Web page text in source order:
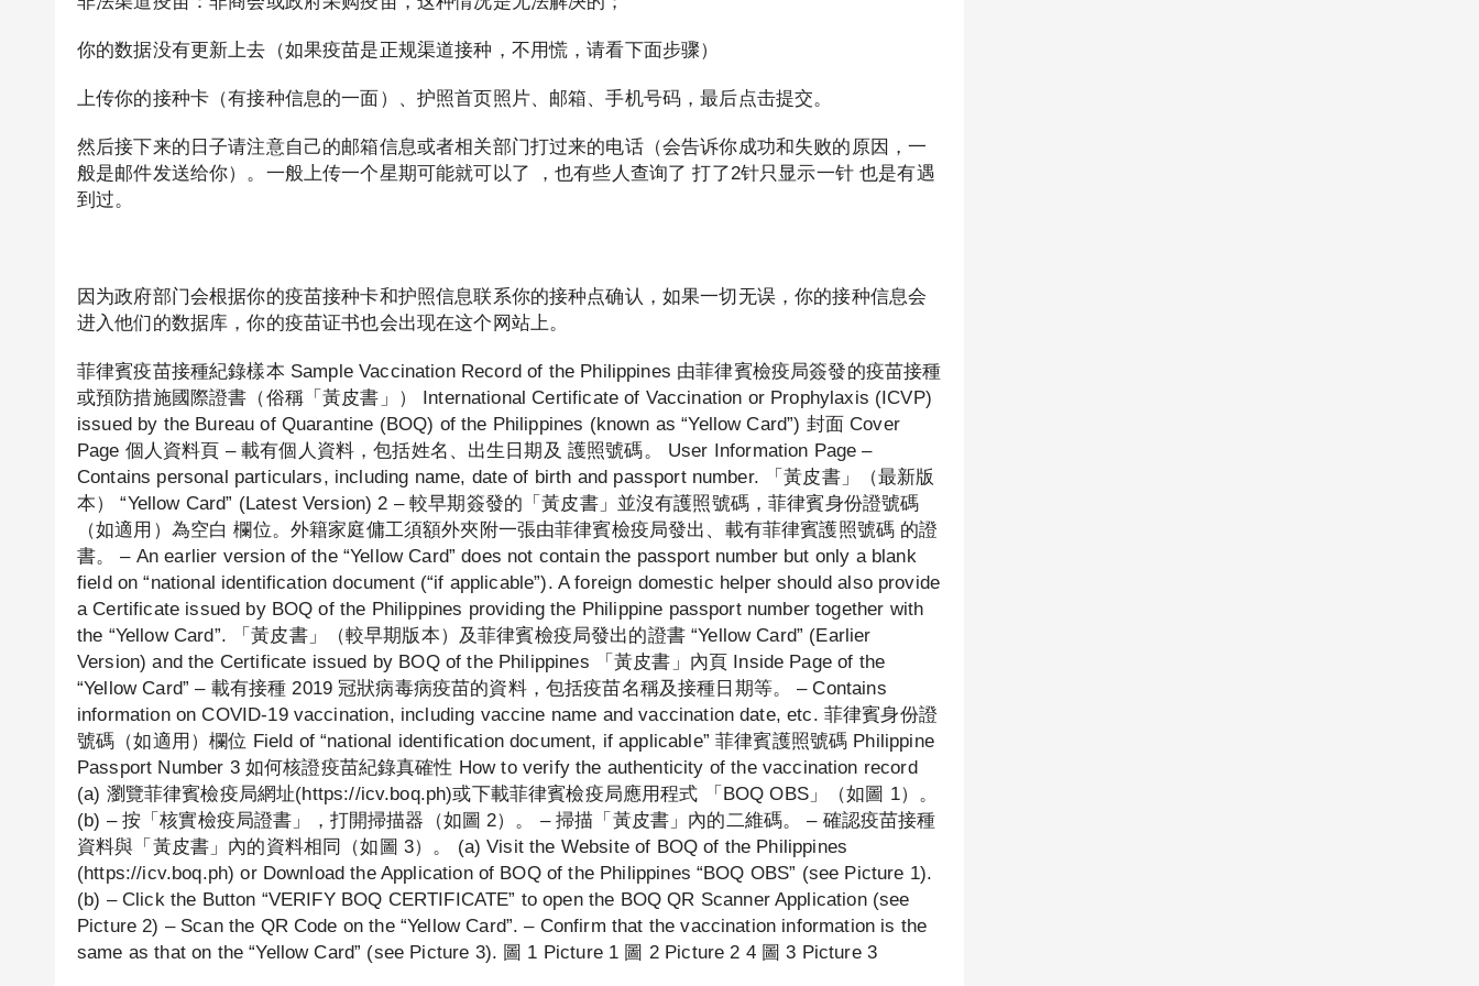
你的数据没有更新上去（如果疫苗是正规渠道接种，不用慌，请看下面步骤）
上传你的接种卡（有接种信息的一面）、护照首页照片、邮箱、手机号码，最后点击提交。
然后接下来的日子请注意自己的邮箱信息或者相关部门打过来的电话（会告诉你成功和失败的原因，一
般是邮件发送给你）。一般上传一个星期可能就可以了 ，也有些人查询了 打了2针只显示一针 也是有遇
到过。
因为政府部门会根据你的疫苗接种卡和护照信息联系你的接种点确认，如果一切无误，你的接种信息会
进入他们的数据库，你的疫苗证书也会出现在这个网站上。
菲律賓疫苗接種紀錄樣本 Sample Vaccination Record of the Philippines 由菲律賓檢疫局簽發的疫苗接種
或預防措施國際證書（俗稱「黃皮書」） International Certificate of Vaccination or Prophylaxis (ICVP)
issued by the Bureau of Quarantine (BOQ) of the Philippines (known as “Yellow Card”) 封面 Cover
Page 個人資料頁 – 載有個人資料，包括姓名、出生日期及 護照號碼。 User Information Page –
Contains personal particulars, including name, date of birth and passport number. 「黃皮書」（最新版
本） “Yellow Card” (Latest Version) 2 – 較早期簽發的「黃皮書」並沒有護照號碼，菲律賓身份證號碼
（如適用）為空白 欄位。外籍家庭傭工須額外夾附一張由菲律賓檢疫局發出、載有菲律賓護照號碼 的證
書。 – An earlier version of the “Yellow Card” does not contain the passport number but only a blank
field on “national identification document (“if applicable”). A foreign domestic helper should also provide
a Certificate issued by BOQ of the Philippines providing the Philippine passport number together with
the “Yellow Card”. 「黃皮書」（較早期版本）及菲律賓檢疫局發出的證書 “Yellow Card” (Earlier
Version) and the Certificate issued by BOQ of the Philippines 「黃皮書」內頁 Inside Page of the
“Yellow Card” – 載有接種 2019 冠狀病毒病疫苗的資料，包括疫苗名稱及接種日期等。 – Contains
information on COVID-19 vaccination, including vaccine name and vaccination date, etc. 菲律賓身份證
號碼（如適用）欄位 Field of “national identification document, if applicable” 菲律賓護照號碼 Philippine
Passport Number 3 如何核證疫苗紀錄真確性 How to verify the authenticity of the vaccination record
(a) 瀏覽菲律賓檢疫局網址(https://icv.boq.ph)或下載菲律賓檢疫局應用程式 「BOQ OBS」（如圖 1）。
(b) – 按「核實檢疫局證書」，打開掃描器（如圖 2）。 – 掃描「黃皮書」內的二維碼。 – 確認疫苗接種
資料與「黃皮書」內的資料相同（如圖 3）。 (a) Visit the Website of BOQ of the Philippines
(https://icv.boq.ph) or Download the Application of BOQ of the Philippines “BOQ OBS” (see Picture 1).
(b) – Click the Button “VERIFY BOQ CERTIFICATE” to open the BOQ QR Scanner Application (see
Picture 2) – Scan the QR Code on the “Yellow Card”. – Confirm that the vaccination information is the
same as that on the “Yellow Card” (see Picture 3). 圖 1 Picture 1 圖 2 Picture 2 4 圖 3 Picture 3